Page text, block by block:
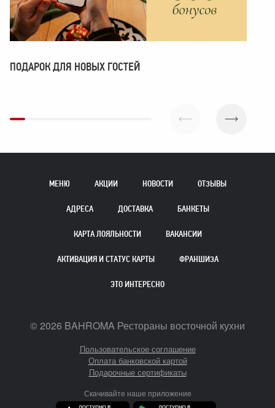
ПОДАРОК ДЛЯ НОВЫХ ГОСТЕЙ
МЕНЮ АКЦИИ НОВОСТИ ОТЗЫВЫ
АДРЕСА ДОСТАВКА БАНКЕТЫ
КАРТА ЛОЯЛЬНОСТИ ВАКАНСИИ
АКТИВАЦИЯ И СТАТУС КАРТЫ ФРАНШИЗА
ЭТО ИНТЕРЕСНО
©2026 BAHROMA Рестораны восточной кухни
Пользовательское соглашение
Оплата банковской картой
Подарочные сертификаты
Скачивайте наше приложение